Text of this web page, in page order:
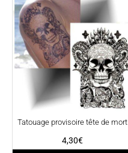
Tatouage provisoire tête de mort
4,30€